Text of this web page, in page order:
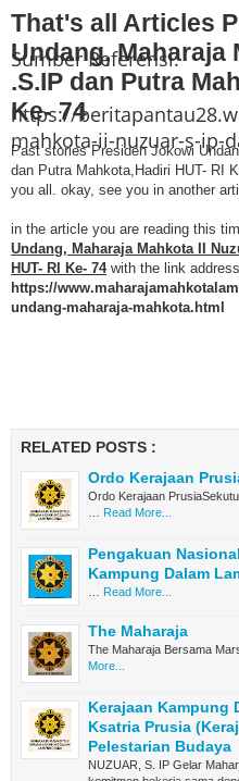
Sumber Referensi:
https://
mahkota-ii-nuzuar-s-ip-
That's all Articles
Undang, Maharaja
.S.IP dan Putra
Ke- 74
Past stories Presiden Jokowi
dan Putra Mahkota,Hadiri HUT- RI
you all. okay, see you in another
in the article you are reading this
Undang, Maharaja Mahkota II
HUT- RI Ke- 74with the link address
https://
undang-maharaja-mahkota.html
RELATED POSTS :
Ordo Kerajaan
Ordo Kerajaan
Read More...
Pengakuan
Kampung Dalam
Read More...
The Maharaja
The Maharaja Bersama
More...
Kerajaan Kampung
Ksatria Prusia
Pelestarian Budaya
NUZUAR, S. IP Gelar